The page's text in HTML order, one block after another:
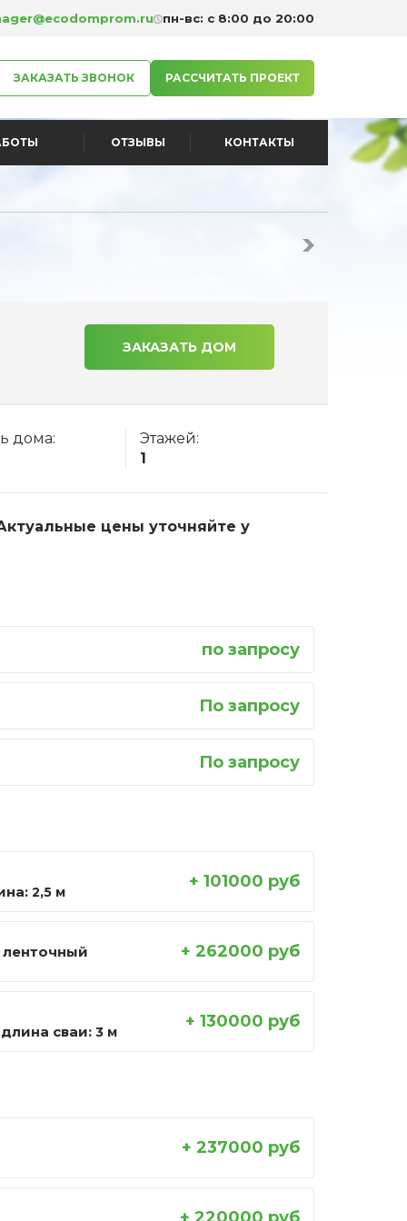
пн-вс: с 8:00 до 20:00
ЗАКАЗАТЬ ЗВОНОК РАССЧИТАТЬ ПРОЕКТ
ОТЗЫВЫ КОНТАКТЫ
ЗАКАЗАТЬ ДОМ
дома:
Этажей:
1
цены уточняйте у
по запросу
По запросу
По запросу
2,5 м
+ 101000 руб
+ 262000 руб
длина сваи: 3 м
+ 130000 руб
+ 237000 руб